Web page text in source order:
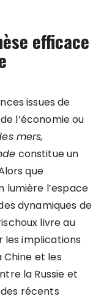
efficace
issues de
l’économie ou
mers,
constitue un
que
lumière l’espace
dynamiques de
livre au
les implications
et les
la Russie et
récents